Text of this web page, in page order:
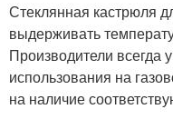
Стеклянная кастрюля
выдерживать
Производители всегда
использования на
на наличие